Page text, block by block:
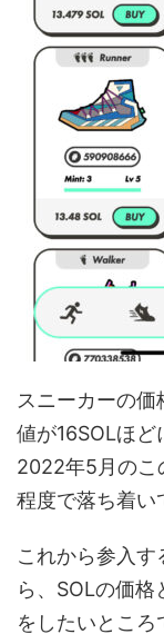
スニーカーの
値が16SOLほど
2022年5月のこ
程度で落ち着い
これから参入
ら、SOLの価格
をしたいところ